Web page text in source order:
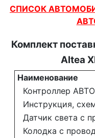
СПИСОК
Комплект
Altea
Наименование
Контроллер
Инструкция,
Датчик света с
Колодка с